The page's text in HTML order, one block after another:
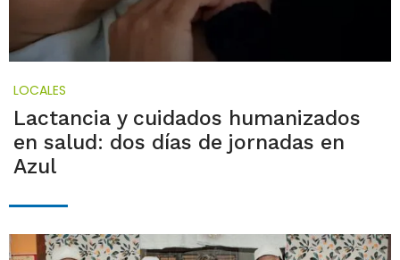
LOCALES
Lactancia y cuidados humanizados
en salud: dos días de jornadas en
Azul